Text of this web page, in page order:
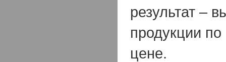
результат –
продукции
цене.